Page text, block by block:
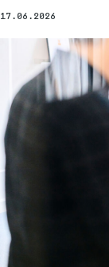
17.06.2026